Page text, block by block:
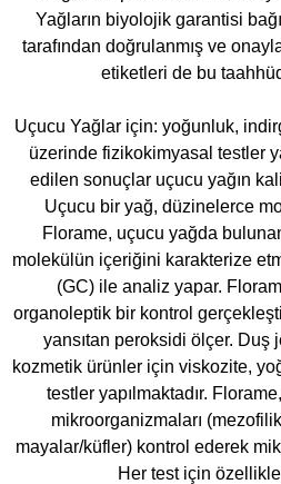
Yağların biyolojik garantisi
tarafından doğrulanmış ve
etiketleri de bu
Uçucu Yağlar için: yoğunluk,
üzerinde fizikokimyasal testler
edilen sonuçlar uçucu yağın
Uçucu bir yağ, düzinelerce
Florame, uçucu yağda
molekülün içeriğini karakterize
(GC) ile analiz yapar.
organoleptik bir kontrol
yansıtan peroksidi ölçer. Duş
kozmetik ürünler için viskozite,
testler yapılmaktadır.
mikroorganizmaları
mayalar/küfler) kontrol ederek
Her test için